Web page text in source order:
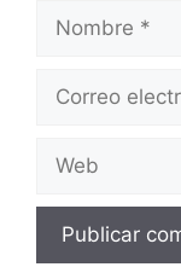
Nombre
Correo
Web